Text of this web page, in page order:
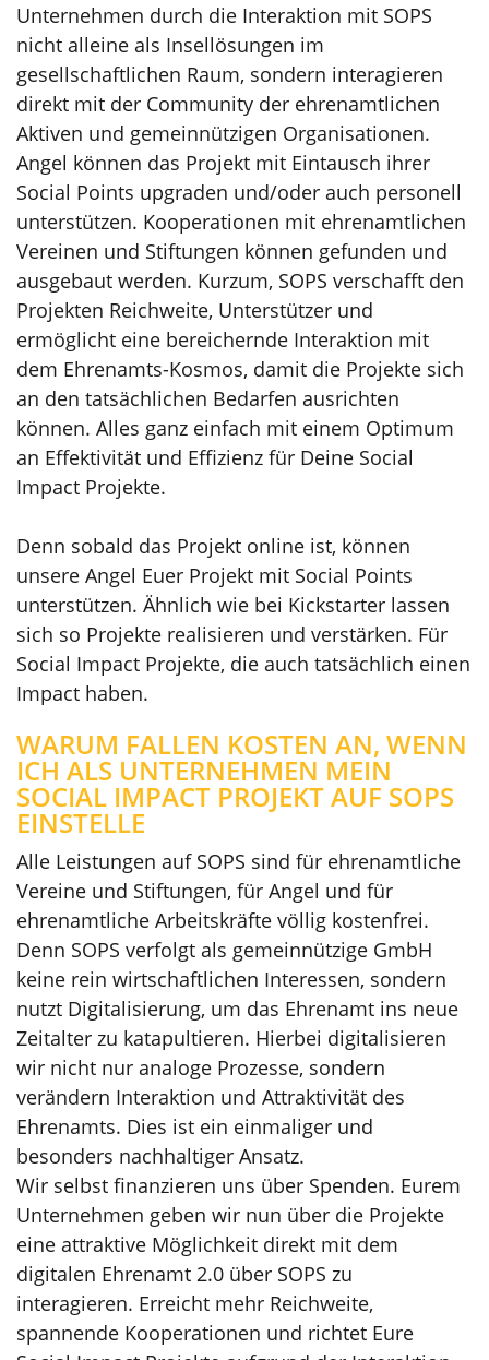
Unternehmen durch die Interaktion mit SOPS
nicht alleine als Insellösungen im
gesellschaftlichen Raum, sondern interagieren
direkt mit der Community der ehrenamtlichen
Aktiven und gemeinnützigen Organisationen.
Angel können das Projekt mit Eintausch ihrer
Social Points upgraden und/oder auch personell
unterstützen. Kooperationen mit ehrenamtlichen
Vereinen und Stiftungen können gefunden und
ausgebaut werden. Kurzum, SOPS verschafft den
Projekten Reichweite, Unterstützer und
ermöglicht eine bereichernde Interaktion mit
dem Ehrenamts-Kosmos, damit die Projekte sich
an den tatsächlichen Bedarfen ausrichten
können. Alles ganz einfach mit einem Optimum
an Effektivität und Effizienz für Deine Social
Impact Projekte.
Denn sobald das Projekt online ist, können
unsere Angel Euer Projekt mit Social Points
unterstützen. Ähnlich wie bei Kickstarter lassen
sich so Projekte realisieren und verstärken. Für
Social Impact Projekte, die auch tatsächlich einen
Impact haben.
WARUM FALLEN KOSTEN AN, WENN
ICH ALS UNTERNEHMEN MEIN
SOCIAL IMPACT PROJEKT AUF SOPS
EINSTELLE
Alle Leistungen auf SOPS sind für ehrenamtliche
Vereine und Stiftungen, für Angel und für
ehrenamtliche Arbeitskräfte völlig kostenfrei.
Denn SOPS verfolgt als gemeinnützige GmbH
keine rein wirtschaftlichen Interessen, sondern
nutzt Digitalisierung, um das Ehrenamt ins neue
Zeitalter zu katapultieren. Hierbei digitalisieren
wir nicht nur analoge Prozesse, sondern
verändern Interaktion und Attraktivität des
Ehrenamts. Dies ist ein einmaliger und
besonders nachhaltiger Ansatz.
Wir selbst finanzieren uns über Spenden. Eurem
Unternehmen geben wir nun über die Projekte
eine attraktive Möglichkeit direkt mit dem
digitalen Ehrenamt 2.0 über SOPS zu
interagieren. Erreicht mehr Reichweite,
spannende Kooperationen und richtet Eure